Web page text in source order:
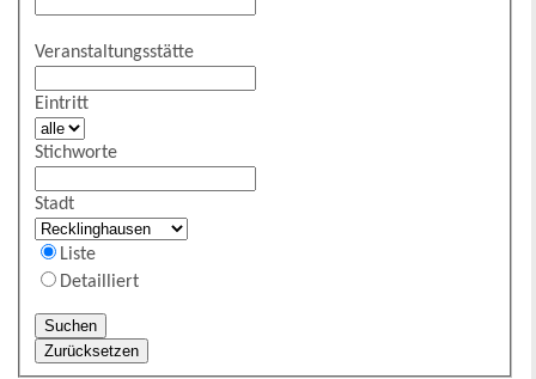
Veranstaltungsstätte
Eintritt
Stichworte
Stadt
Liste
Detailliert